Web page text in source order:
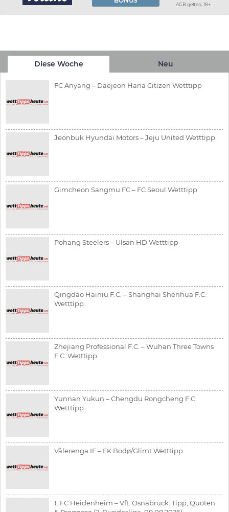
AGB gelten, 18+
Diese Woche Neu
FC Anyang – Daejeon Hana Citizen Wetttipp
Jeonbuk Hyundai Motors – Jeju United Wetttipp
Gimcheon Sangmu FC – FC Seoul Wetttipp
Pohang Steelers – Ulsan HD Wetttipp
Qingdao Hainiu F.C. – Shanghai Shenhua F.C.
Wetttipp
Zhejiang Professional F.C. – Wuhan Three Towns
F.C. Wetttipp
Yunnan Yukun – Chengdu Rongcheng F.C.
Wetttipp
Vålerenga IF – FK Bodø/Glimt Wetttipp
1. FC Heidenheim – VfL Osnabrück: Tipp, Quoten